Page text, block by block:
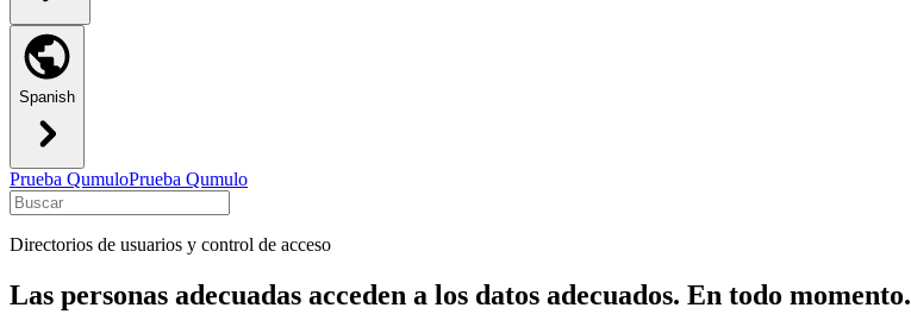
Spanish
Prueba QumuloPrueba Qumulo
Directorios de usuarios y control de acceso
Las personas adecuadas acceden a los datos adecuados. En todo momento.